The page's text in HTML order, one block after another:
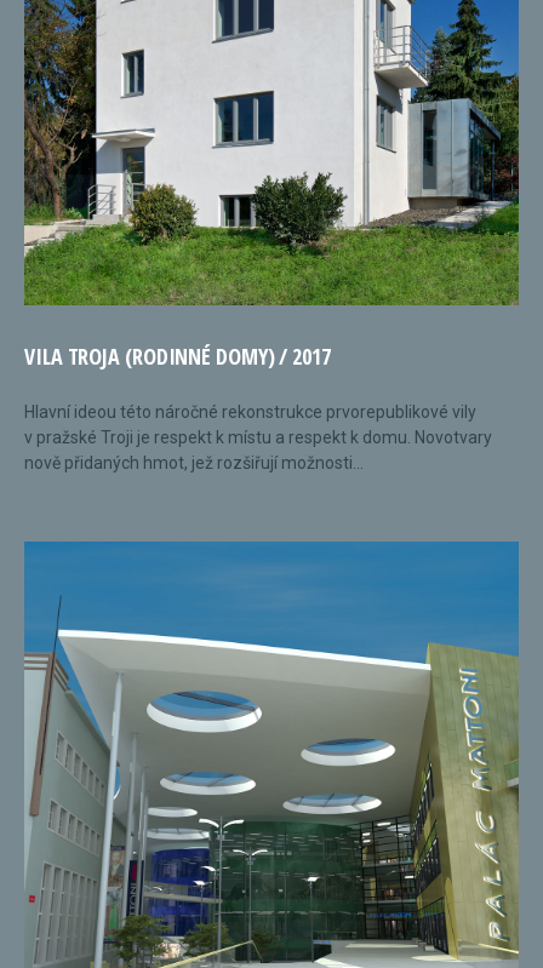
VILA TROJA (RODINNÉ DOMY) / 2017
Hlavní ideou této náročné rekonstrukce prvorepublikové vily
v pražské Troji je respekt k místu a respekt k domu. Novotvary
nově přidaných hmot, jež rozšiřují možnosti...